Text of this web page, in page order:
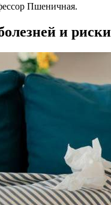
Пшеничная.
и риски